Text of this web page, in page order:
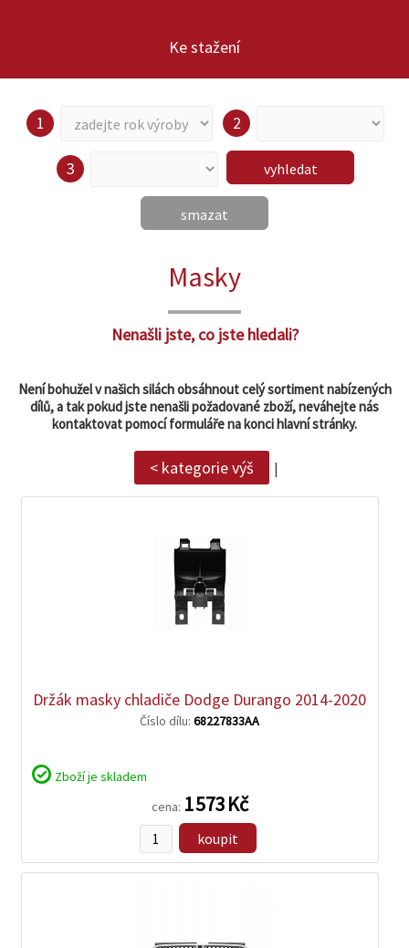
Ke stažení
vyhledat
smazat
Masky
Nenašli jste, co jste hledali?
Není bohužel v našich silách obsáhnout celý sortiment nabízených
dílů, a tak pokud jste nenašli požadované zboží, neváhejte nás
kontaktovat pomocí formuláře na konci hlavní stránky.
< kategorie výš |
Držák masky chladiče Dodge Durango 2014-2020
cena: 1 573 Kč
Číslo dílu:68227833AA
koupit
Zboží je skladem
zobrazit
detail